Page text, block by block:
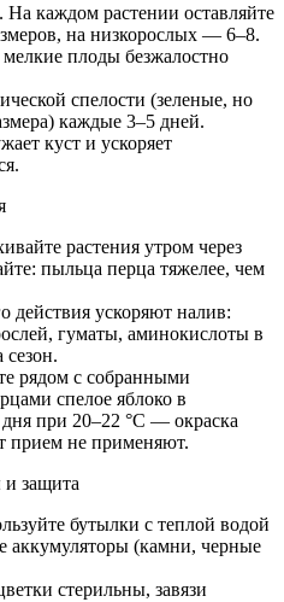
каждом растении оставляйте
на низкорослых — 6–8.
плоды безжалостно
спелости (зеленые, но
каждые 3–5 дней.
куст и ускоряет
растения утром через
пыльца перца тяжелее, чем
действия ускоряют налив:
гуматы, аминокислоты в
сезон.
рядом с собранными
спелое яблоко в
при 20–22 °C — окраска
прием не применяют.
и защита
бутылки с теплой водой
аккумуляторы (камни, черные
стерильны, завязи